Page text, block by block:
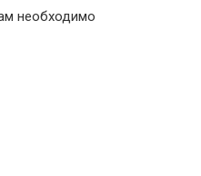
необходимо